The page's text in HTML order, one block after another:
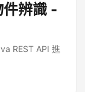
辨識 -
REST API 進